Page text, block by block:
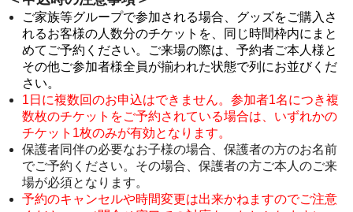
ご家族等グループで参加される場合、グッズをご購入さ
れるお客様の人数分のチケットを、同じ時間枠内にまと
めてご予約ください。ご来場の際は、予約者ご本人様と
その他ご参加者様全員が揃われた状態で列にお並びくだ
さい。
1日に複数回のお申込はできません。参加者1名につき複
数枚のチケットをご予約されている場合は、いずれかの
チケット1枚のみが有効となります。
保護者同伴の必要なお子様の場合、保護者の方のお名前
でご予約ください。その場合、保護者の方ご本人のご来
場が必須となります。
予約のキャンセルや時間変更は出来かねますのでご注意